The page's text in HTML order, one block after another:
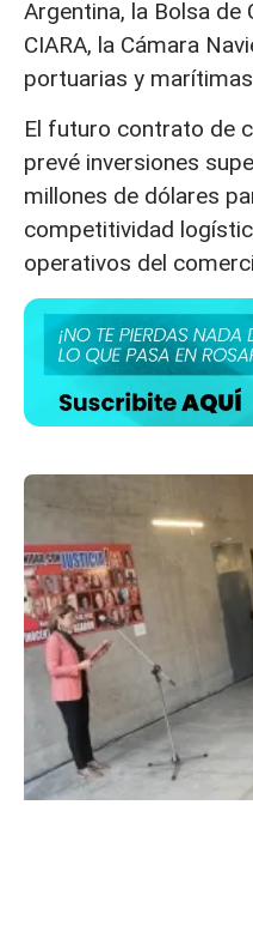
Argentina, la Bolsa de
CIARA, la Cámara
portuarias y
El futuro contrato de
prevé inversiones
millones de dólares
competitividad
operativos del